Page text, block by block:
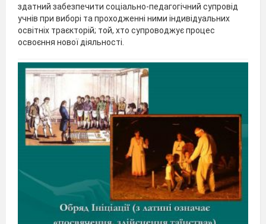
здатний забезпечити соціально-педагогічний супровід
учнів при виборі та проходженні ними індивідуальних
освітніх траєкторій; той, хто супроводжує процес
освоєння нової діяльності.